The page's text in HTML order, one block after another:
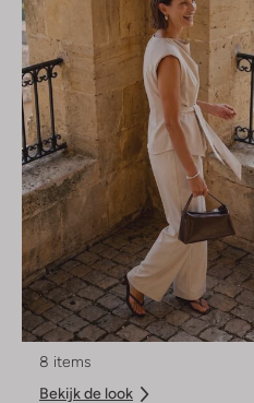
8 items
Bekijk de look